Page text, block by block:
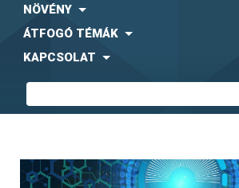
NÖVÉNY
ÁTFOGÓ TÉMÁK
KAPCSOLAT